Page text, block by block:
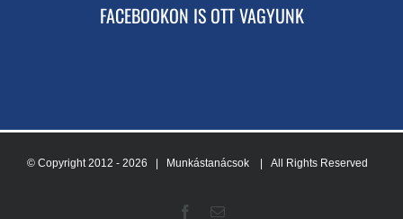
FACEBOOKON IS OTT VAGYUNK
© Copyright 2012 - 2026 | Munkástanácsok | All Rights Reserved
Facebook
Email